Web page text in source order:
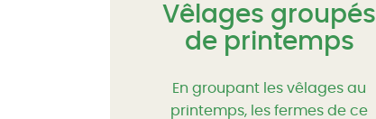
Vêlages groupés
de printemps
En groupant les vêlages au
printemps, les fermes de ce